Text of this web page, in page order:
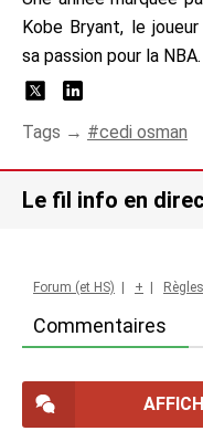
Kobe Bryant, le
sa passion pour la NBA.
Tags → cedi osman
Le fil info en
Commentaires
Forum (et HS) | + |